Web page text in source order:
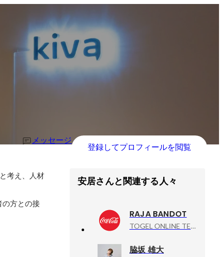
メッセージ
登録してプロフィールを閲覧
考え、人材
の方との接
安居さんと関連する人々
RAJA BANDOT
TOGEL ONLINE TERPERCAYA, SITUS JUDI ONLINE TERPERCAYA SE INDONESIA RAYA
脇坂 雄大